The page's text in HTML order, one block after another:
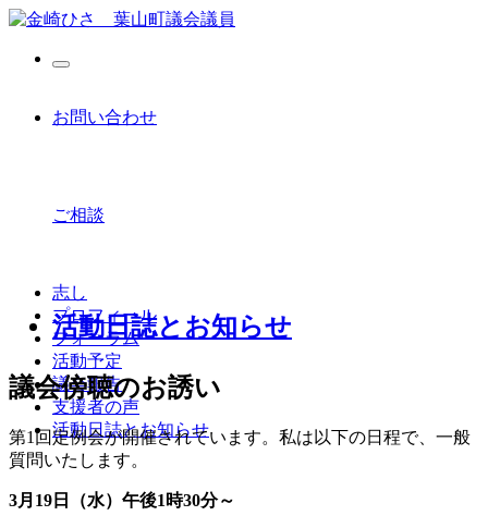
お問い合わせ
ご相談
志し
プロフィール
フォーラム
活動予定
議会報告
支援者の声
活動日誌とお知らせ
活動日誌とお知らせ
議会傍聴のお誘い
第1回定例会が開催されています。私は以下の日程で、一般
質問いたします。
3月 19 日（水）午後1 時30分～